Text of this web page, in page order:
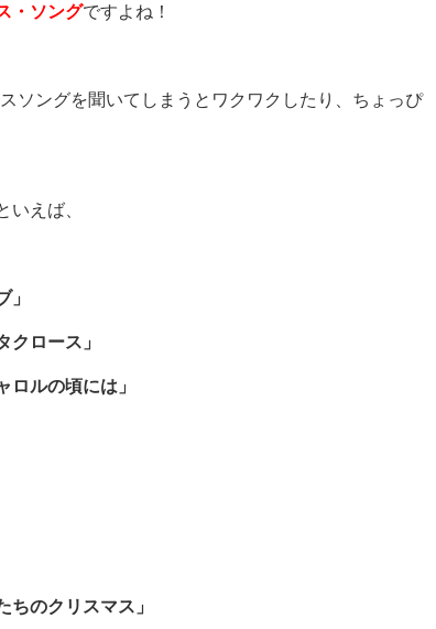
・ソングですよね！
ソングを聞いてしまうとワクワクしたり、ちょっぴ
いえば、
」
クロース」
ロルの頃には」
ちのクリスマス」